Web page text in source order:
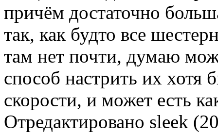
причём достаточно
так, как будто все
там нет почти, думаю
способ настрить их хотя
скорости, и может есть
Отредактировано sleek